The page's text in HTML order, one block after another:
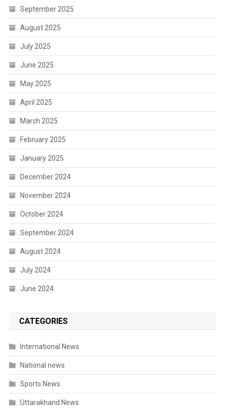
September 2025
August 2025
July 2025
June 2025
May 2025
April 2025
March 2025
February 2025
January 2025
December 2024
November 2024
October 2024
September 2024
August 2024
July 2024
June 2024
CATEGORIES
International News
National news
Sports News
Uttarakhand News